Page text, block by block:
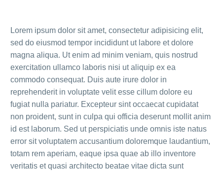
Lorem ipsum dolor sit amet, consectetur adipisicing elit,
sed do eiusmod tempor incididunt ut labore et dolore
magna aliqua. Ut enim ad minim veniam, quis nostrud
exercitation ullamco laboris nisi ut aliquip ex ea
commodo consequat. Duis aute irure dolor in
reprehenderit in voluptate velit esse cillum dolore eu
fugiat nulla pariatur. Excepteur sint occaecat cupidatat
non proident, sunt in culpa qui officia deserunt mollit anim
id est laborum. Sed ut perspiciatis unde omnis iste natus
error sit voluptatem accusantium doloremque laudantium,
totam rem aperiam, eaque ipsa quae ab illo inventore
veritatis et quasi architecto beatae vitae dicta sunt